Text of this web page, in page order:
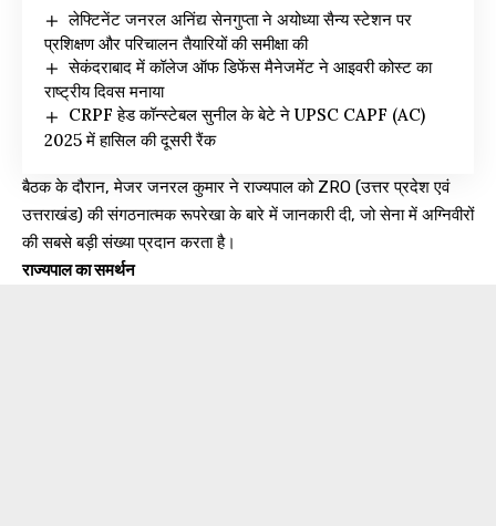
लेफ्टिनेंट जनरल अनिंद्य सेनगुप्ता ने अयोध्या सैन्य स्टेशन पर
प्रशिक्षण और परिचालन तैयारियों की समीक्षा की
सेकंदराबाद में कॉलेज ऑफ डिफेंस मैनेजमेंट ने आइवरी कोस्ट का
राष्ट्रीय दिवस मनाया
CRPF हेड कॉन्स्टेबल सुनील के बेटे ने UPSC CAPF (AC)
2025 में हासिल की दूसरी रैंक
बैठक के दौरान, मेजर जनरल कुमार ने राज्यपाल को ZRO (उत्तर प्रदेश एवं
उत्तराखंड) की संगठनात्मक रूपरेखा के बारे में जानकारी दी, जो सेना में अग्निवीरों
की सबसे बड़ी संख्या प्रदान करता है।
राज्यपाल का समर्थन